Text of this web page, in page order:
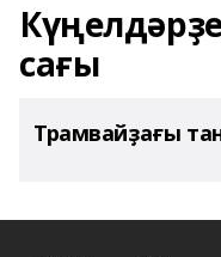
сағы
Трамвайҙағы